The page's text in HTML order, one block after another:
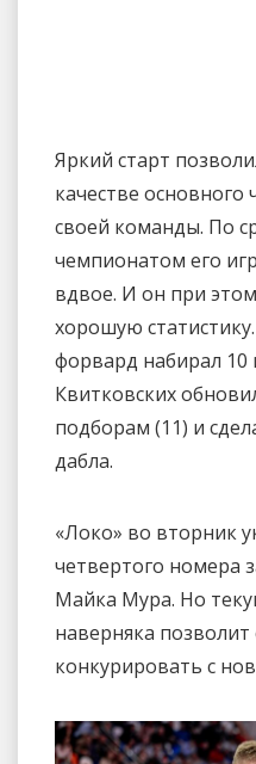
Яркий старт
качестве
своей команды. По
чемпионатом его
вдвое. И он при
хорошую
форвард набирал 10
Квитковских
подборам (11) и
дабла.
«Локо» во вторник
четвертого номера
Майка Мура. Но
наверняка
конкурировать с